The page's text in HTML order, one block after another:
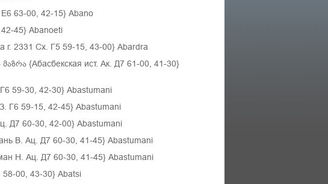
63-00, 42-15} Abano
45} Abanoeti
2331 Сх. Г5 59-15, 43-00} Abardra
{Абасбекская ист. Ак. Д7 61-00, 41-30}
59-30, 42-30} Abastumani
Г6 59-15, 42-45} Abastumani
Д7 60-30, 42-00} Abastumani
В. Ац. Д7 60-30, 41-45} Abastumani
Н. Ац. Д7 60-30, 41-45} Abastumani
58-00, 43-30} Abatsi